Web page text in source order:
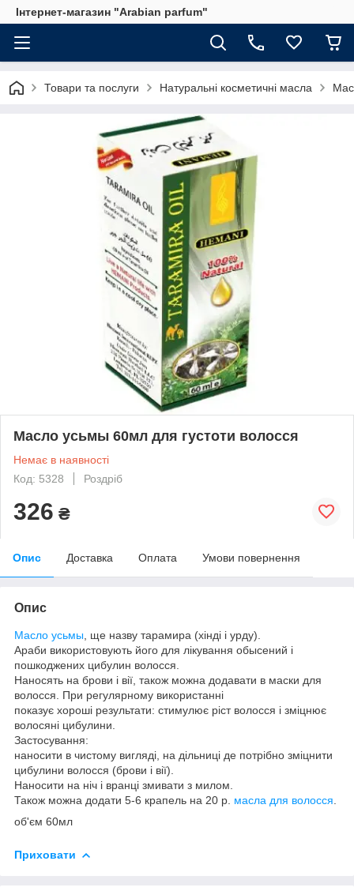
Інтернет-магазин "Arabian parfum"
Товари та послуги Натуральні косметичні масла
Масло усьмы 60мл для густоти волосся
Немає в наявності
Код: 5328
Роздріб
326 ₴
Опис Доставка Оплата Умови повернення
Опис
Масло усьмы , ще назву тарамира (хінді і урду).
Араби використовують його для лікування обысений і
пошкоджених цибулин волосся.
Наносять на брови і вії, також можна додавати в маски для
волосся. При регулярному використанні
показує хороші результати: стимулює ріст волосся і зміцнює
волосяні цибулини.
Застосування:
наносити в чистому вигляді, на дільниці де потрібно зміцнити
цибулини волосся (брови і вії).
Наносити на ніч і вранці змивати з милом.
Також можна додати 5-6 крапель на 20 р. масла для волосся
об'єм 60мл
Приховати